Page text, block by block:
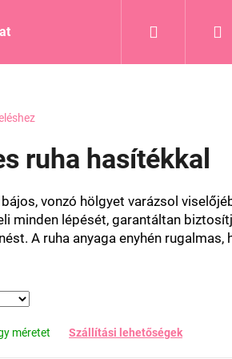
Keresés
ruha hasítékkal
vonzó hölgyet varázsol
minden lépését, garantáltan
A ruha anyaga enyhén rugalmas,
méretet Szállítási lehetőségek